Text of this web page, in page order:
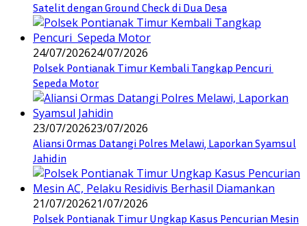
Satelit dengan Ground Check di Dua Desa
24/07/202624/07/2026
Polsek Pontianak Timur Kembali Tangkap Pencuri
Sepeda Motor
23/07/202623/07/2026
Aliansi Ormas Datangi Polres Melawi, Laporkan Syamsul
Jahidin
21/07/202621/07/2026
Polsek Pontianak Timur Ungkap Kasus Pencurian Mesin